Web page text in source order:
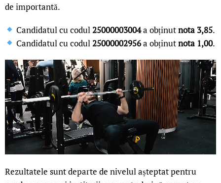
de importantă.
Candidatul cu codul25000003004a obținutnota 3,85.
Candidatul cu codul25000002956a obținutnota 1,00.
Rezultatele sunt departe de nivelul așteptat pentru